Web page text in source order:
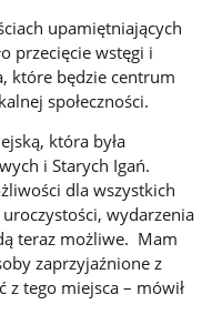
upamiętniających
przecięcie wstęgi i
które będzie centrum
społeczności.
która była
i Starych Igań.
dla wszystkich
wydarzenia
teraz możliwe. Mam
zaprzyjaźnione z
z tego miejsca – mówił